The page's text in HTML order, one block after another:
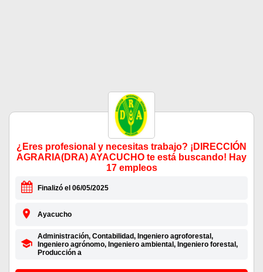
¿Eres profesional y necesitas trabajo? ¡DIRECCIÓN
AGRARIA(DRA) AYACUCHO te está buscando! Hay
17 empleos
Finalizó el 06/05/2025
Ayacucho
Administración, Contabilidad, Ingeniero agroforestal,
Ingeniero agrónomo, Ingeniero ambiental, Ingeniero forestal,
Producción a